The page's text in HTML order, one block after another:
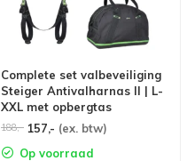
Complete set valbeveiliging
Steiger Antivalharnas II | L-
XXL met opbergtas
188,- 157,- (ex. btw)
Op voorraad